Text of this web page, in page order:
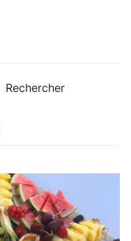
Rechercher